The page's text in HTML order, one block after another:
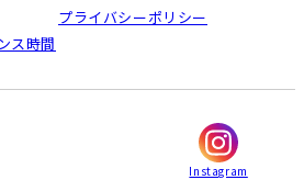
講座受講の手順
のよくある質問
犬山
プライバシーポリシー
ス時間
Instagram